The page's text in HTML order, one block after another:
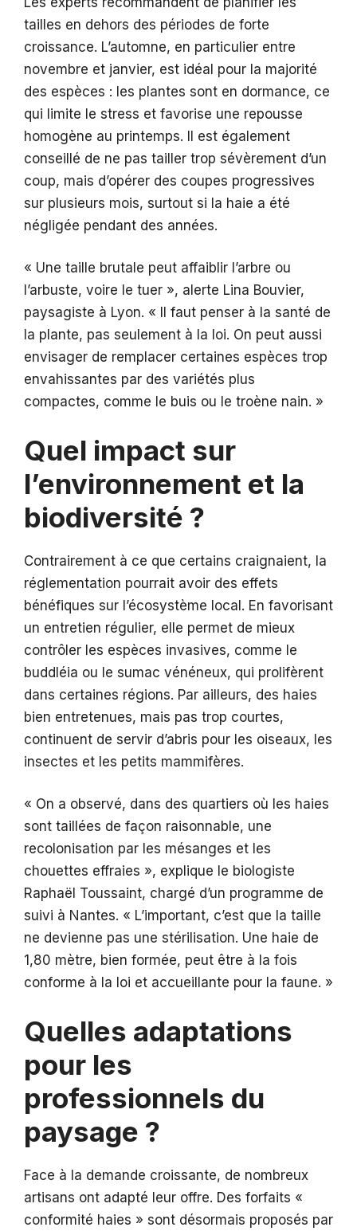
tailles en dehors des périodes de forte
croissance. L’automne, en particulier entre
novembre et janvier, est idéal pour la majorité
des espèces : les plantes sont en dormance, ce
qui limite le stress et favorise une repousse
homogène au printemps. Il est également
conseillé de ne pas tailler trop sévèrement d’un
coup, mais d’opérer des coupes progressives
sur plusieurs mois, surtout si la haie a été
négligée pendant des années.
« Une taille brutale peut affaiblir l’arbre ou
l’arbuste, voire le tuer », alerte Lina Bouvier,
paysagiste à Lyon. « Il faut penser à la santé de
la plante, pas seulement à la loi. On peut aussi
envisager de remplacer certaines espèces trop
envahissantes par des variétés plus
compactes, comme le buis ou le troène nain. »
Quel impact sur
l’environnement et la
biodiversité ?
Contrairement à ce que certains craignaient, la
réglementation pourrait avoir des effets
bénéfiques sur l’écosystème local. En favorisant
un entretien régulier, elle permet de mieux
contrôler les espèces invasives, comme le
buddléia ou le sumac vénéneux, qui prolifèrent
dans certaines régions. Par ailleurs, des haies
bien entretenues, mais pas trop courtes,
continuent de servir d’abris pour les oiseaux, les
insectes et les petits mammifères.
« On a observé, dans des quartiers où les haies
sont taillées de façon raisonnable, une
recolonisation par les mésanges et les
chouettes effraies », explique le biologiste
Raphaël Toussaint, chargé d’un programme de
suivi à Nantes. « L’important, c’est que la taille
ne devienne pas une stérilisation. Une haie de
1,80 mètre, bien formée, peut être à la fois
conforme à la loi et accueillante pour la faune. »
Quelles adaptations
pour les
professionnels du
paysage ?
Face à la demande croissante, de nombreux
artisans ont adapté leur offre. Des forfaits «
conformité haies » sont désormais proposés par